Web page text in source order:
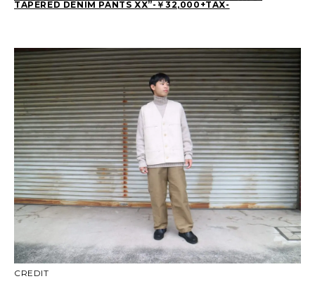
TAPERED DENIM PANTS XX”-￥32,000+TAX-
CREDIT